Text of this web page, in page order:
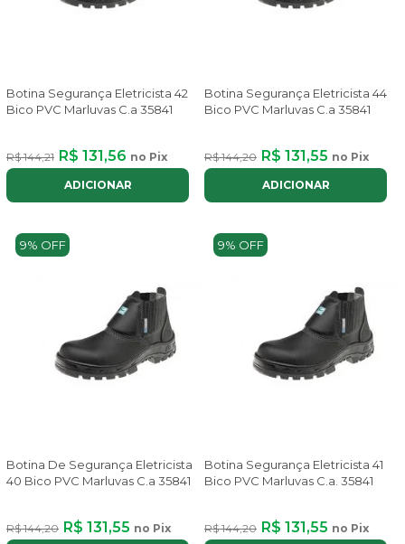
Botina Segurança Eletricista 42
Bico PVC Marluvas C.a 35841
R$ 144,21 R$ 131,56 no Pix
ADICIONAR
Botina Segurança Eletricista 44
Bico PVC Marluvas C.a 35841
R$ 144,20 R$ 131,55 no Pix
ADICIONAR
9% OFF
Botina De Segurança Eletricista
40 Bico PVC Marluvas C.a 35841
R$ 144,20 R$ 131,55 no Pix
9% OFF
Botina Segurança Eletricista 41
Bico PVC Marluvas C.a. 35841
R$ 144,20 R$ 131,55 no Pix